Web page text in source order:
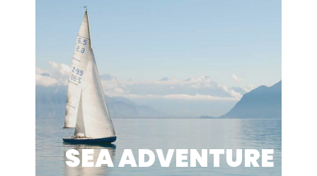
SEA ADVENTURE